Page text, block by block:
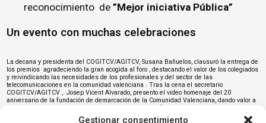
Gestionar consentimiento
reconocimiento de”Mejor iniciativa Pública”
Un evento con muchas celebraciones
La decana y presidenta del COGITCV/AGITCV,Susana Bañuelos, clausuró la entrega de
los premios agradeciendo la gran acogida al foro , destacando el valor de los colegiados
y reivindicando las necesidades de los profesionales y del sector de las
telecomunicaciones en la comunidad valenciana . Tras la cena el secretario
COGITCV/AGITCV ,Josep Vicent Alvarado, presento el video homenaje del 20
aniversario de la fundación de demarcación de la Comunidad Valenciana, dando valor a
fecha actual nuestra demarcación pueda celebrar este 20 aniversario»